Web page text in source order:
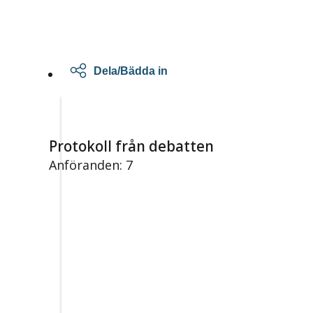
Dela/Bädda in
Protokoll från debatten
Anföranden: 7